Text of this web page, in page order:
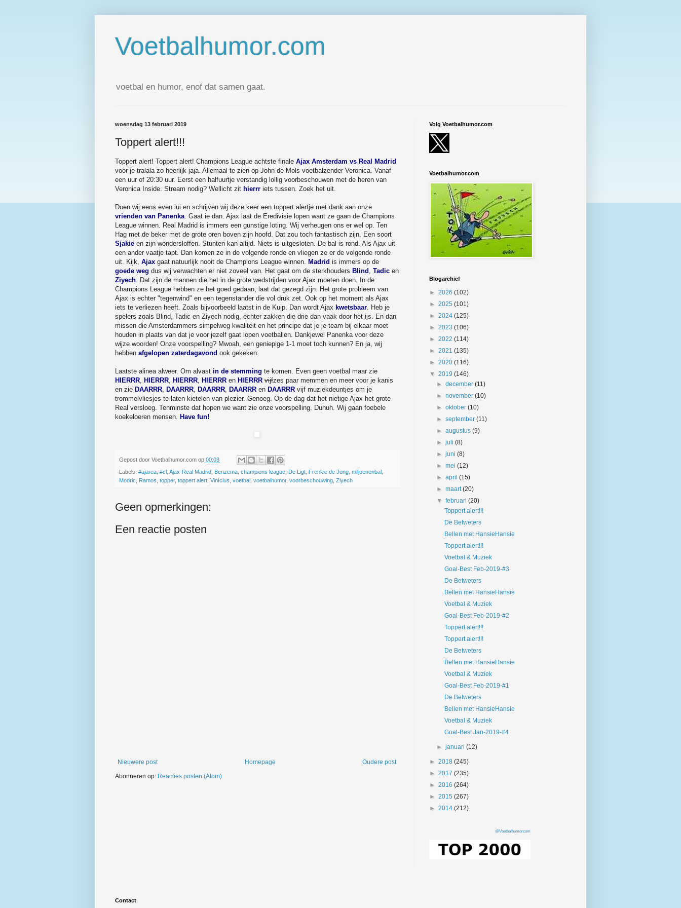
Voetbalhumor.com
voetbal en humor, enof dat samen gaat.
woensdag 13 februari 2019
Toppert alert!!!
Toppert alert! Toppert alert! Champions League achtste finale Ajax Amsterdam vs Real Madrid
voor je tralala zo heerlijk jaja. Allemaal te zien op John de Mols voetbalzender Veronica. Vanaf
een uur of 20:30 uur. Eerst een halfuurtje verstandig lollig voorbeschouwen met de heren van
Veronica Inside. Stream nodig? Wellicht zit hierrr iets tussen. Zoek het uit.
Doen wij eens even lui en schrijven wij deze keer een toppert alertje met dank aan onze
vrienden van Panenka. Gaat ie dan. Ajax laat de Eredivisie lopen want ze gaan de Champions
League winnen. Real Madrid is immers een gunstige loting. Wij verheugen ons er wel op. Ten
Hag met de beker met de grote oren boven zijn hoofd. Dat zou toch fantastisch zijn. Een soort
Sjakie en zijn wondersloffen. Stunten kan altijd. Niets is uitgesloten. De bal is rond. Als Ajax uit
een ander vaatje tapt. Dan komen ze in de volgende ronde en vliegen ze er de volgende ronde
uit. Kijk, Ajax gaat natuurlijk nooit de Champions League winnen. Madrid is immers op de
goede weg dus wij verwachten er niet zoveel van. Het gaat om de sterkhouders Blind , Tadic en
Ziyech. Dat zijn de mannen die het in de grote wedstrijden voor Ajax moeten doen. In de
Champions League hebben ze het goed gedaan, laat dat gezegd zijn. Het grote probleem van
Ajax is echter "tegenwind" en een tegenstander die vol druk zet. Ook op het moment als Ajax
iets te verliezen heeft. Zoals bijvoorbeeld laatst in de Kuip. Dan wordt Ajax kwetsbaar. Heb je
spelers zoals Blind, Tadic en Ziyech nodig, echter zakken die drie dan vaak door het ijs. En dan
missen die Amsterdammers simpelweg kwaliteit en het principe dat je je team bij elkaar moet
houden in plaats van dat je voor jezelf gaat lopen voetballen. Dankjewel Panenka voor deze
wijze woorden! Onze voorspelling? Mwoah, een geniepige 1-1 moet toch kunnen? En ja, wij
hebben afgelopen zaterdagavond ook gekeken.
Laatste alinea alweer. Om alvast in de stemming te komen. Even geen voetbal maar zie
HIERRR, HIERRR, HIERRR, HIERRR en HIERRR vijfzes paar memmen en meer voor je kanis
en zie DAARRR, DAARRR, DAARRR, DAARRR en DAARRR vijf muziekdeuntjes om je
trommelvliesjes te laten kietelen van plezier. Genoeg. Op de dag dat het nietige Ajax het grote
Real versloeg. Tenminste dat hopen we want zie onze voorspelling. Duhuh. Wij gaan foebele
koekeloeren mensen. Have fun!
Gepost door Voetbalhumor.com op 00:03
Labels: #ajarea, #cl , Ajax-Real Madrid, Benzema, champions league, De Ligt, Frenkie de Jong, miljoenenbal ,
Modric, Ramos, topper, toppert alert, Vinícius, voetbal , voetbalhumor, voorbeschouwing, Ziyech
Geen opmerkingen:
Een reactie posten
Nieuwere post Oudere post
Homepage
Abonneren op: Reacties posten (Atom)
Volg Voetbalhumor.com
Voetbalhumor.com
Blogarchief
► 2026 (102)
► 2025 (101)
► 2024 (125)
► 2023 (106)
► 2022 (114)
► 2021 (135)
► 2020 (116)
▼ 2019 (146)
►december(11)
►november(10)
►oktober(10)
►september(11)
►augustus(9)
►juli(8)
►juni(8)
►mei(12)
►april(15)
►maart(20)
▼februari(20)
Toppert alert!!!
De Betweters
Bellen met HansieHansie
Toppert alert!!!
Voetbal & Muziek
Goal-Best Feb-2019-#3
De Betweters
Bellen met HansieHansie
Voetbal & Muziek
Goal-Best Feb-2019-#2
Toppert alert!!!
Toppert alert!!!
De Betweters
Bellen met HansieHansie
Voetbal & Muziek
Goal-Best Feb-2019-#1
De Betweters
Bellen met HansieHansie
Voetbal & Muziek
Goal-Best Jan-2019-#4
►januari(12)
► 2018 (245)
► 2017 (235)
► 2016 (264)
► 2015 (267)
► 2014 (212)
@Voetbalhumorcom
Contact